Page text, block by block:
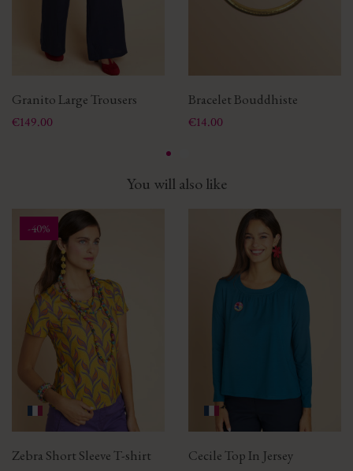
Granito Large Trousers
Price
€149.00
Bracelet Bouddhiste
Price
€14.00
You will also like
-40%
Zebra Short Sleeve T-shirt Cecile Top In Jersey